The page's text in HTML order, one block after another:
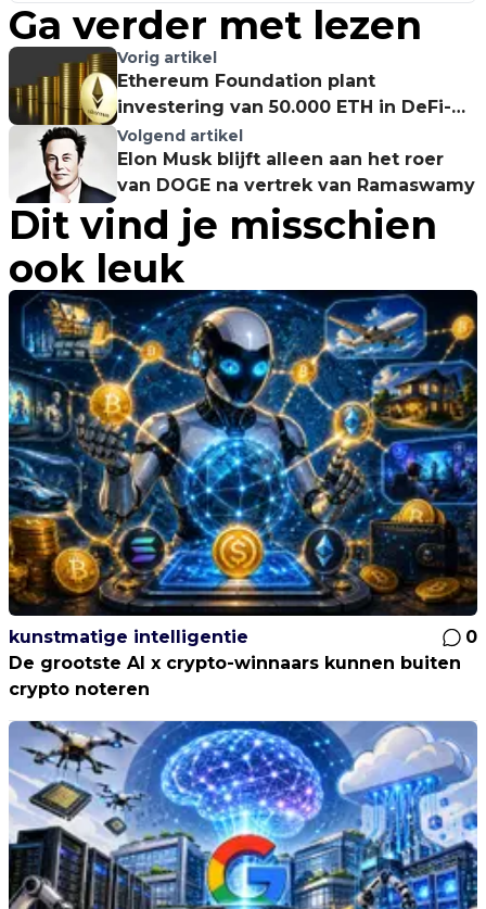
Ga verder met lezen
Vorig artikel
Ethereum Foundation plant
investering van 50.000 ETH in DeFi-
protocollen
Volgend artikel
Elon Musk blijft alleen aan het roer
van DOGE na vertrek van Ramaswamy
Dit vind je misschien
ook leuk
kunstmatige intelligentie
0
De grootste AI x crypto-winnaars kunnen buiten
crypto noteren